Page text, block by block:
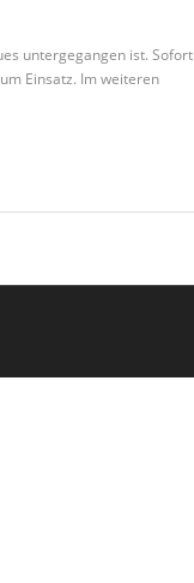
untergegangen ist. Sofort
Einsatz. Im weiteren